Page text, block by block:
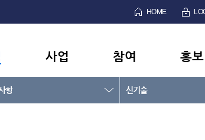
HOME
사업 참여 홍보
항 신기술